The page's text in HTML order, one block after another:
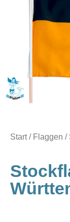
Start/ Flaggen /